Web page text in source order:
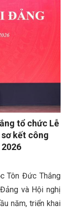
tổ chức Lễ
kết công
Tôn Đức Thắng
và Hội nghị
năm, triển khai